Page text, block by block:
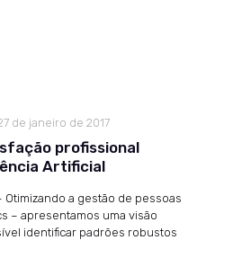
de janeiro de 2017
profissional
Artificial
Otimizando a gestão de pessoas
– apresentamos uma visão
identificar padrões robustos